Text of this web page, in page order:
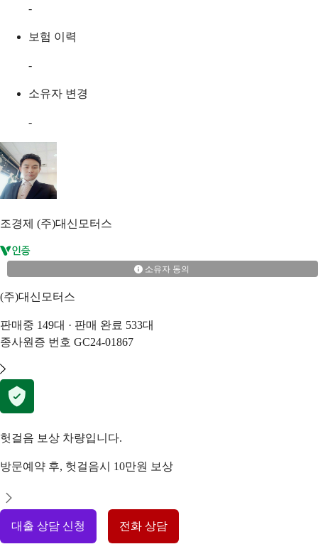
-
보험 이력
-
소유자 변경
-
조경제 (주)대신모터스
소유자 동의
(주)대신모터스
판매중 149대 · 판매 완료 533대
종사원증 번호 GC24-01867
헛걸음 보상 차량입니다.
방문예약 후, 헛걸음시 10만원 보상
대출 상담 신청 전화 상담